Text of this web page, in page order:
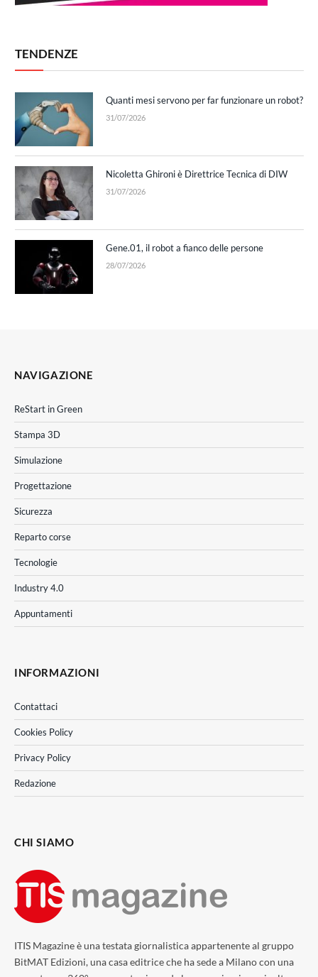
TENDENZE
Quanti mesi servono per far funzionare un robot?
31/07/2026
Nicoletta Ghironi è Direttrice Tecnica di DIW
31/07/2026
Gene.01, il robot a fianco delle persone
28/07/2026
NAVIGAZIONE
ReStart in Green
Stampa 3D
Simulazione
Progettazione
Sicurezza
Reparto corse
Tecnologie
Industry 4.0
Appuntamenti
INFORMAZIONI
Contattaci
Cookies Policy
Privacy Policy
Redazione
CHI SIAMO
ITIS Magazine è una testata giornalistica appartenente al gruppo
BitMAT Edizioni, una casa editrice che ha sede a Milano con una